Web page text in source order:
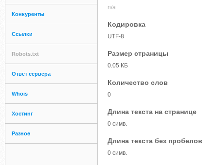
Конкуренты
Ссылки
Robots.txt
Ответ сервера
Whois
Хостинг
Разное
n/a
Кодировка
UTF-8
Размер страницы
0.05 КБ
Количество слов
0
Длина текста на странице
0 симв.
Длина текста без пробелов
0 симв.